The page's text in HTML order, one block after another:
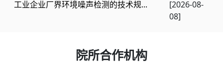
工业企业厂界环境噪声检测的技术规...
[2026-08-
08]
院所合作机构